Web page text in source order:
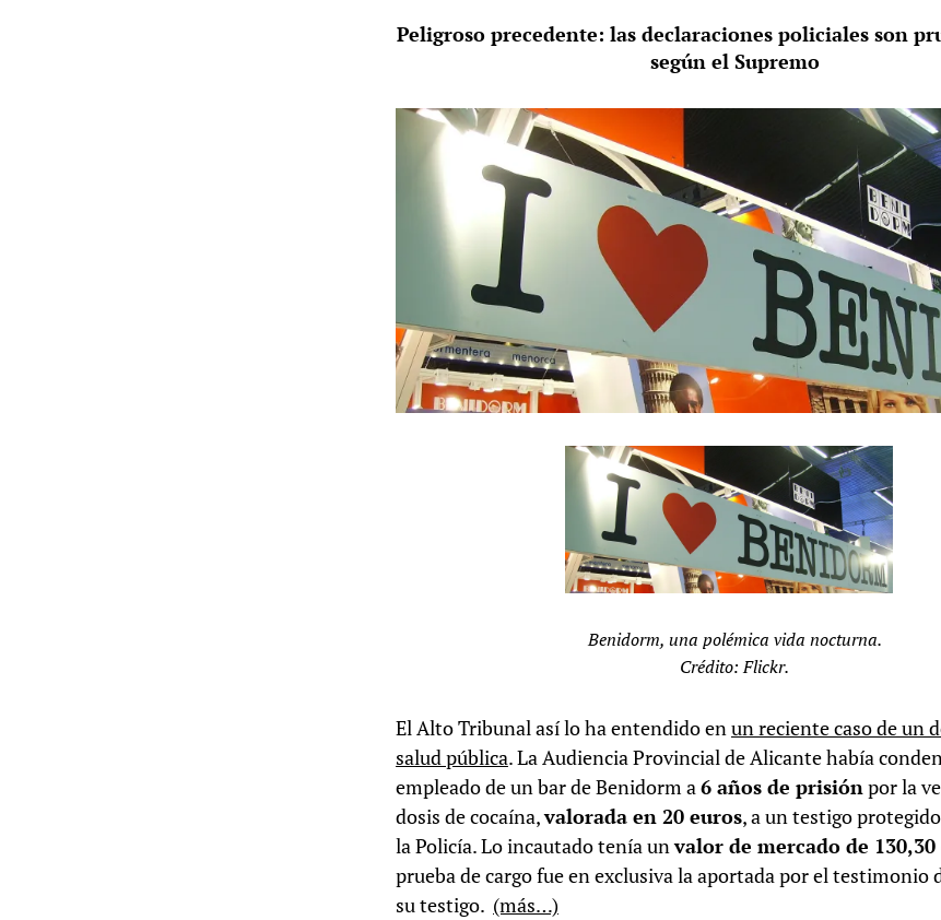
Peligroso precedente: las declaraciones policiales son
según el Supremo
Benidorm, una polémica vida nocturna.
Crédito: Flickr.
El Alto Tribunal así lo ha entendido enun reciente caso de un
salud pública. La Audiencia Provincial de Alicante había
empleado de un bar de Benidorm a6 años de prisiónpor la
dosis de cocaína,valorada en 20 euros, a un testigo
la Policía. Lo incautado tenía unvalor de mercado de 130,30
prueba de cargo fue en exclusiva la aportada por el testimonio
su testigo. (más…)